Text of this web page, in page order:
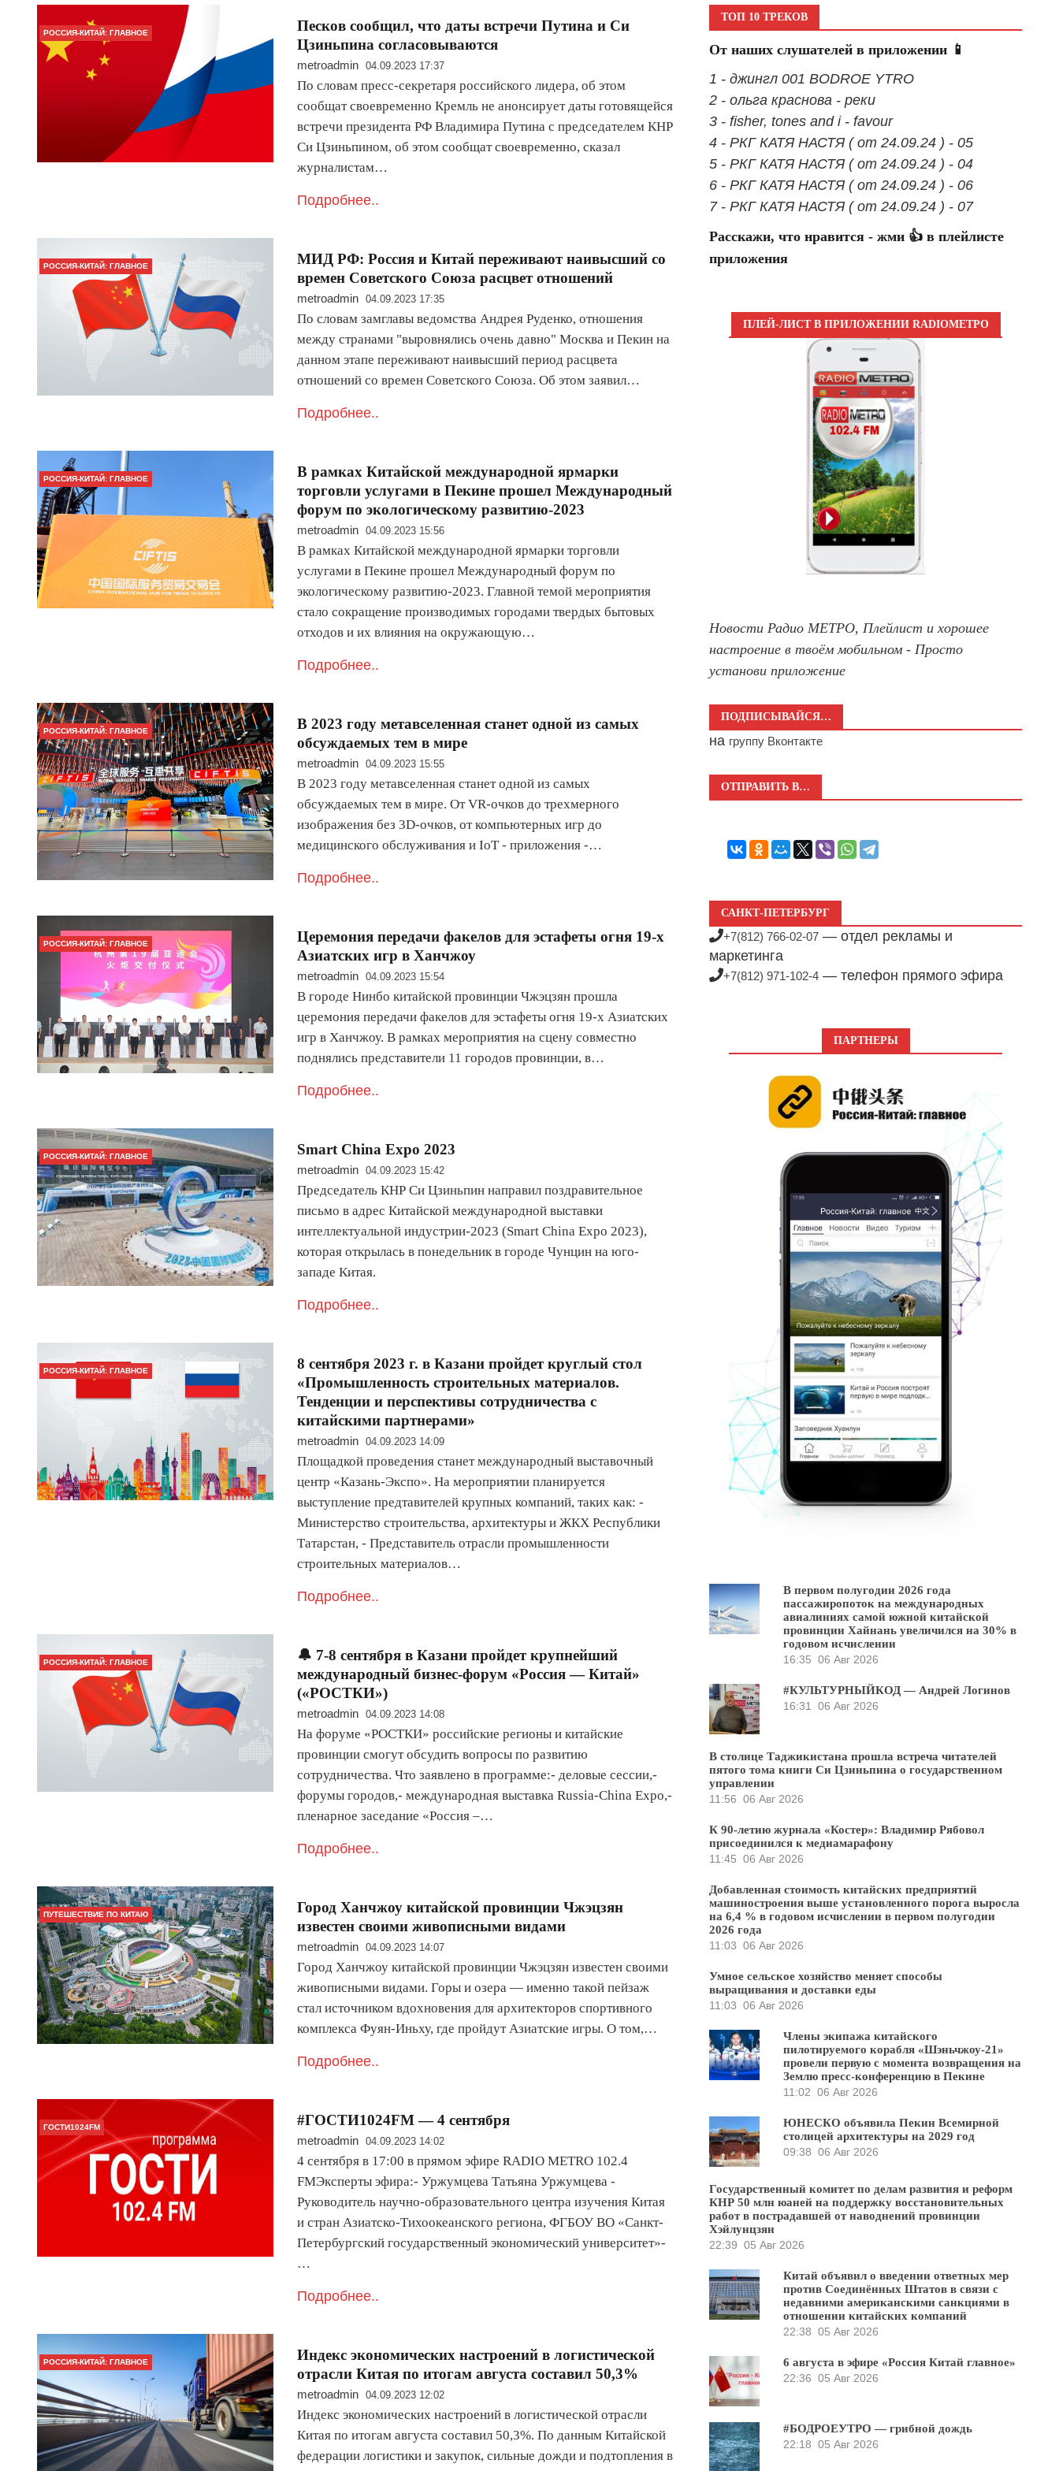
РОССИЯ-КИТАЙ: ГЛАВНОЕ
Песков сообщил, что даты встречи Путина и Си
Цзиньпина согласовываются
metroadmin 04.09.2023 17:37
По словам пресс-секретаря российского лидера, об этом
сообщат своевременно Кремль не анонсирует даты готовящейся
встречи президента РФ Владимира Путина с председателем КНР
Си Цзиньпином, об этом сообщат своевременно, сказал
журналистам…
Подробнее..
РОССИЯ-КИТАЙ: ГЛАВНОЕ
МИД РФ: Россия и Китай переживают наивысший со
времен Советского Союза расцвет отношений
metroadmin 04.09.2023 17:35
По словам замглавы ведомства Андрея Руденко, отношения
между странами "выровнялись очень давно" Москва и Пекин на
данном этапе переживают наивысший период расцвета
отношений со времен Советского Союза. Об этом заявил…
Подробнее..
РОССИЯ-КИТАЙ: ГЛАВНОЕ
В рамках Китайской международной ярмарки
торговли услугами в Пекине прошел Международный
форум по экологическому развитию-2023
metroadmin 04.09.2023 15:56
В рамках Китайской международной ярмарки торговли
услугами в Пекине прошел Международный форум по
экологическому развитию-2023. Главной темой мероприятия
стало сокращение производимых городами твердых бытовых
отходов и их влияния на окружающую…
Подробнее..
РОССИЯ-КИТАЙ: ГЛАВНОЕ
В 2023 году метавселенная станет одной из самых
обсуждаемых тем в мире
metroadmin 04.09.2023 15:55
В 2023 году метавселенная станет одной из самых
обсуждаемых тем в мире. От VR-очков до трехмерного
изображения без 3D-очков, от компьютерных игр до
медицинского обслуживания и IoT - приложения -…
Подробнее..
РОССИЯ-КИТАЙ: ГЛАВНОЕ
Церемония передачи факелов для эстафеты огня 19-х
Азиатских игр в Ханчжоу
metroadmin 04.09.2023 15:54
В городе Нинбо китайской провинции Чжэцзян прошла
церемония передачи факелов для эстафеты огня 19-х Азиатских
игр в Ханчжоу. В рамках мероприятия на сцену совместно
поднялись представители 11 городов провинции, в…
Подробнее..
РОССИЯ-КИТАЙ: ГЛАВНОЕ Smart China Expo 2023
metroadmin 04.09.2023 15:42
Председатель КНР Си Цзиньпин направил поздравительное
письмо в адрес Китайской международной выставки
интеллектуальной индустрии-2023 (Smart China Expo 2023),
которая открылась в понедельник в городе Чунцин на юго-
западе Китая.
Подробнее..
РОССИЯ-КИТАЙ: ГЛАВНОЕ
8 сентября 2023 г. в Казани пройдет круглый стол
«Промышленность строительных материалов.
Тенденции и перспективы сотрудничества с
китайскими партнерами»
metroadmin 04.09.2023 14:09
Площадкой проведения станет международный выставочный
центр «Казань-Экспо». На мероприятии планируется
выступление предтавителей крупных компаний, таких как: -
Министерство строительства, архитектуры и ЖКХ Республики
Татарстан, - Представитель отрасли промышленности
строительных материалов…
Подробнее..
РОССИЯ-КИТАЙ: ГЛАВНОЕ
🔔 7-8 сентября в Казани пройдет крупнейший
международный бизнес-форум «Россия — Китай»
(«РОСТКИ»)
metroadmin 04.09.2023 14:08
На форуме «РОСТКИ» российские регионы и китайские
провинции смогут обсудить вопросы по развитию
сотрудничества. Что заявлено в программе:- деловые сессии,-
форумы городов,- международная выставка Russia-China Expo,-
пленарное заседание «Россия –…
Подробнее..
ПУТЕШЕСТВИЕ ПО КИТАЮ
Город Ханчжоу китайской провинции Чжэцзян
известен своими живописными видами
metroadmin 04.09.2023 14:07
Город Ханчжоу китайской провинции Чжэцзян известен своими
живописными видами. Горы и озера — именно такой пейзаж
стал источником вдохновения для архитекторов спортивного
комплекса Фуян-Иньху, где пройдут Азиатские игры. О том,…
Подробнее..
ГОСТИ1024FM #ГОСТИ1024FM — 4 сентября
metroadmin 04.09.2023 14:02
4 сентября в 17:00 в прямом эфире RADIO METRO 102.4
FMЭксперты эфира:- Уржумцева Татьяна Уржумцева -
Руководитель научно-образовательного центра изучения Китая
и стран Азиатско-Тихоокеанского региона, ФГБОУ ВО «Санкт-
Петербургский государственный экономический университет»-
…
Подробнее..
РОССИЯ-КИТАЙ: ГЛАВНОЕ
Индекс экономических настроений в логистической
отрасли Китая по итогам августа составил 50,3%
metroadmin 04.09.2023 12:02
Индекс экономических настроений в логистической отрасли
Китая по итогам августа составил 50,3%. По данным Китайской
федерации логистики и закупок, сильные дожди и подтопления в
ТОП 10 ТРЕКОВ
От наших слушателей в приложении 📱
1 - джингл 001 BODROE YTRO
2 - ольга краснова - реки
3 - fisher, tones and i - favour
4 - РКГ КАТЯ НАСТЯ ( от 24.09.24 ) - 05
5 - РКГ КАТЯ НАСТЯ ( от 24.09.24 ) - 04
6 - РКГ КАТЯ НАСТЯ ( от 24.09.24 ) - 06
7 - РКГ КАТЯ НАСТЯ ( от 24.09.24 ) - 07
Расскажи, что нравится - жми 👍 в плейлисте
приложения
ПЛЕЙ-ЛИСТ В ПРИЛОЖЕНИИ RADIOМЕТРО
Новости Радио МЕТРО, Плейлист и хорошее
настроение в твоём мобильном - Просто
установи приложение
ПОДПИСЫВАЙСЯ…
на группу Вконтакте
ОТПРАВИТЬ В…
САНКТ-ПЕТЕРБУРГ
+7(812) 766-02-07 — отдел рекламы и
маркетинга
+7(812) 971-102-4 — телефон прямого эфира
ПАРТНЕРЫ
В первом полугодии 2026 года
пассажиропоток на международных
авиалиниях самой южной китайской
провинции Хайнань увеличился на 30% в
годовом исчислении
16:35 06 Авг 2026
#КУЛЬТУРНЫЙКОД — Андрей Логинов
16:31
06 Авг 2026
В столице Таджикистана прошла встреча читателей
пятого тома книги Си Цзиньпина о государственном
управлении
11:56 06 Авг 2026
К 90-летию журнала «Костер»: Владимир Рябовол
присоединился к медиамарафону
11:45 06 Авг 2026
Добавленная стоимость китайских предприятий
машиностроения выше установленного порога выросла
на 6,4 % в годовом исчислении в первом полугодии
2026 года
11:03 06 Авг 2026
Умное сельское хозяйство меняет способы
выращивания и доставки еды
11:03 06 Авг 2026
Члены экипажа китайского
пилотируемого корабля «Шэньчжоу-21»
провели первую с момента возвращения на
Землю пресс-конференцию в Пекине
11:02 06 Авг 2026
ЮНЕСКО объявила Пекин Всемирной
столицей архитектуры на 2029 год
09:38 06 Авг 2026
Государственный комитет по делам развития и реформ
КНР 50 млн юаней на поддержку восстановительных
работ в пострадавшей от наводнений провинции
Хэйлунцзян
22:39 05 Авг 2026
Китай объявил о введении ответных мер
против Соединённых Штатов в связи с
недавними американскими санкциями в
отношении китайских компаний
22:38 05 Авг 2026
6 августа в эфире «Россия Китай главное»
22:36 05 Авг 2026
#БОДРОЕУТРО — грибной дождь
22:18 05 Авг 2026